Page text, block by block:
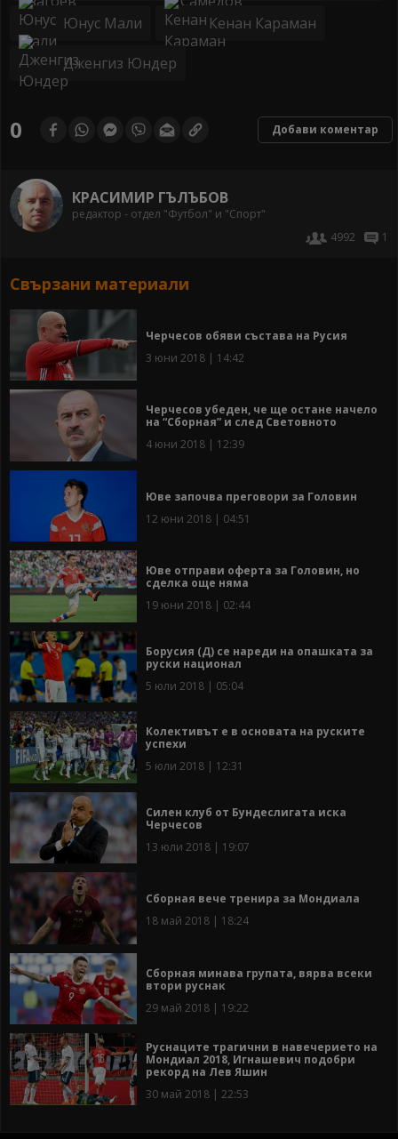
Юнус Мали Кенан Караман
Дженгиз Юндер
0 Добави коментар
КРАСИМИР ГЪЛЪБОВ
редактор - отдел "Футбол" и "Спорт"
4992
1
Свързани материали
Черчесов обяви състава на Русия
3 юни 2018 | 14:42
Черчесов убеден, че ще остане начело
на “Сборная” и след Световното
4 юни 2018 | 12:39
Юве започва преговори за Головин
12 юни 2018 | 04:51
Юве отправи оферта за Головин, но
сделка още няма
19 юни 2018 | 02:44
Борусия (Д) се нареди на опашката за
руски национал
5 юли 2018 | 05:04
Колективът е в основата на руските
успехи
5 юли 2018 | 12:31
Силен клуб от Бундеслигата иска
Черчесов
13 юли 2018 | 19:07
Сборная вече тренира за Мондиала
18 май 2018 | 18:24
Сборная минава групата, вярва всеки
втори руснак
29 май 2018 | 19:22
Руснаците трагични в навечерието на
Мондиал 2018, Игнашевич подобри
рекорд на Лев Яшин
30 май 2018 | 22:53